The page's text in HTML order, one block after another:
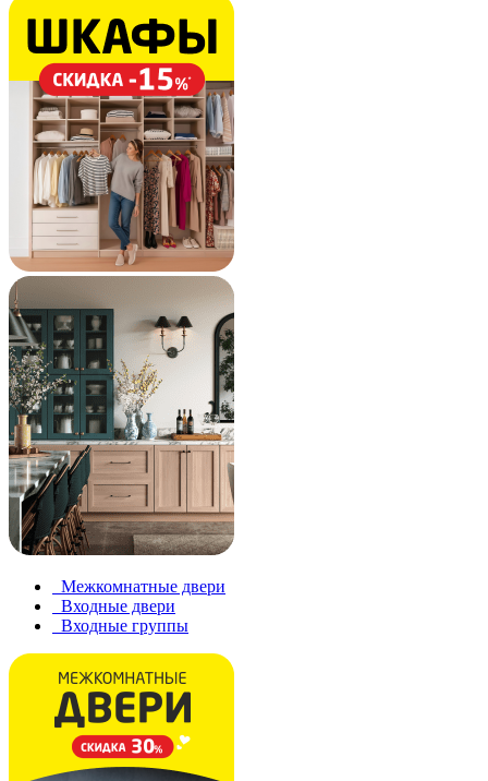
Межкомнатные двери
Входные двери
Входные группы